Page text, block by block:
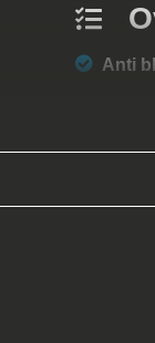
Anti